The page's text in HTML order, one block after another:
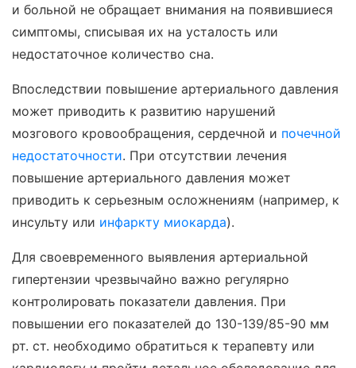
и больной не обращает внимания на появившиеся
симптомы, списывая их на усталость или
недостаточное количество сна.
Впоследствии повышение артериального давления
может приводить к развитию нарушений
мозгового кровообращения, сердечной и почечной
недостаточности. При отсутствии лечения
повышение артериального давления может
приводить к серьезным осложнениям (например, к
инсульту или инфаркту миокарда).
Для своевременного выявления артериальной
гипертензии чрезвычайно важно регулярно
контролировать показатели давления. При
повышении его показателей до 130-139/85-90 мм
рт. ст. необходимо обратиться к терапевту или